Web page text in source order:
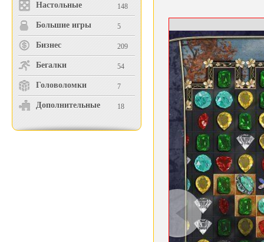
Настольные 148
Большие игры 5
Бизнес 209
Бегалки 54
Головоломки 7
Дополнительные 18